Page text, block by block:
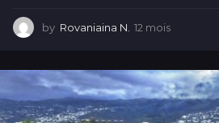
by Rovaniaina N. 12 mois
o
i
s